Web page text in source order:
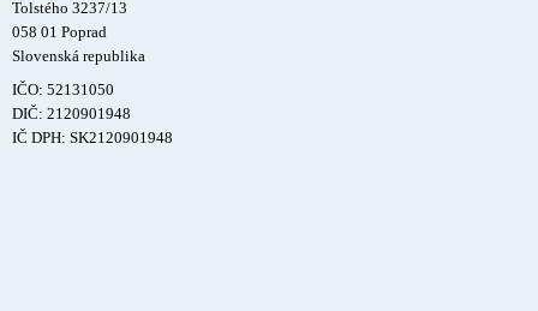
Tolstého 3237/13
058 01 Poprad
Slovenská republika
IČO: 52131050
DIČ: 2120901948
IČ DPH: SK2120901948